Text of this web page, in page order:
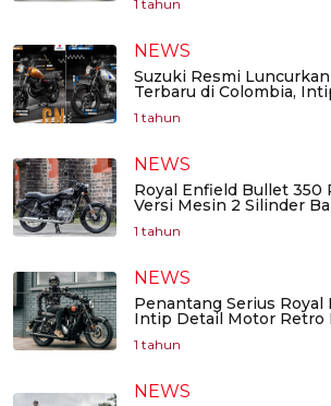
1 tahun
NEWS
Suzuki Resmi
Terbaru di Colombia,
1 tahun
NEWS
Royal Enfield Bullet 350
Versi Mesin 2 Silinder
1 tahun
NEWS
Penantang Serius Royal
Intip Detail Motor Retro
1 tahun
NEWS